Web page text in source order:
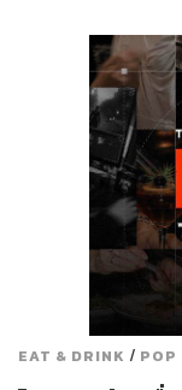
EAT & DRINK / POP